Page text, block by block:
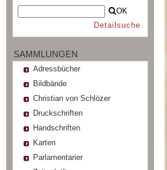
OK
Detailsuche
SAMMLUNGEN
Adressbücher
Bildbände
Christian von Schlözer
Druckschriften
Handschriften
Karten
Parlamentarier